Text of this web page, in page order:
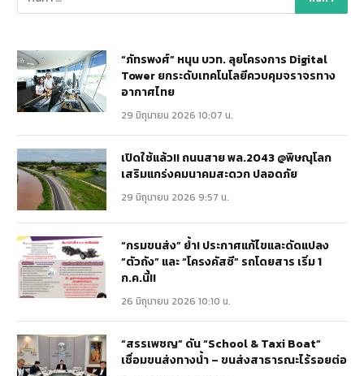
“ภัทรพงศ์” หนุน บวท. ลุยโครงการ Digital
Tower ยกระดับเทคโนโลยีควบคุมจราจรทาง
อากาศไทย
29 มิถุนายน 2026 10:07 น.
เปิดใช้แล้ว!! ถนนสาย พล.2043 @พิษณุโลก
เสริมแกร่งคมนาคมสะดวก ปลอดภัย
29 มิถุนายน 2026 9:57 น.
“กรมขนส่ง” ย้ำ! ประกาศแก้ไขและดัดแปลง
“ตัวถัง” และ “โครงคัสซี” รถโดยสาร เริ่ม 1
ก.ค.นี้!!
26 มิถุนายน 2026 10:10 น.
“สรรเพชญ” ดัน “School & Taxi Boat”
เชื่อมขนส่งทางน้ำ – ขนส่งสาธารณะไร้รอยต่อ